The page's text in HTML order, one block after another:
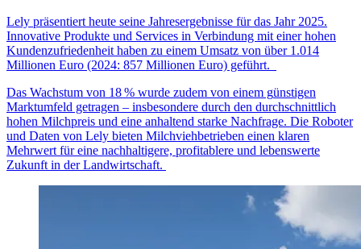
Lely präsentiert heute seine Jahresergebnisse für das Jahr 2025.
Innovative Produkte und Services in Verbindung mit einer hohen
Kundenzufriedenheit haben zu einem Umsatz von über 1.014
Millionen Euro (2024: 857 Millionen Euro) geführt.
Das Wachstum von 18% wurde zudem von einem günstigen
Marktumfeld getragen – insbesondere durch den durchschnittlich
hohen Milchpreis und eine anhaltend starke Nachfrage. Die Roboter
und Daten von Lely bieten Milchviehbetrieben einen klaren
Mehrwert für eine nachhaltigere, profitablere und lebenswerte
Zukunft in der Landwirtschaft.